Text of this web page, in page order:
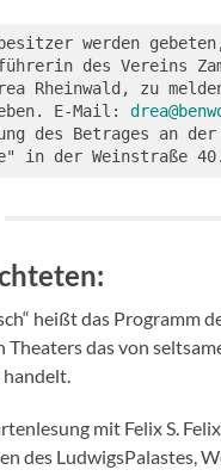
werden
des Vereins
Rheinwald, zu
E-Mail:
des Betrages an der
in der Weinstraße 40.
heißt das Programm
Theaters das von
mit Felix S.
des LudwigsPalastes,